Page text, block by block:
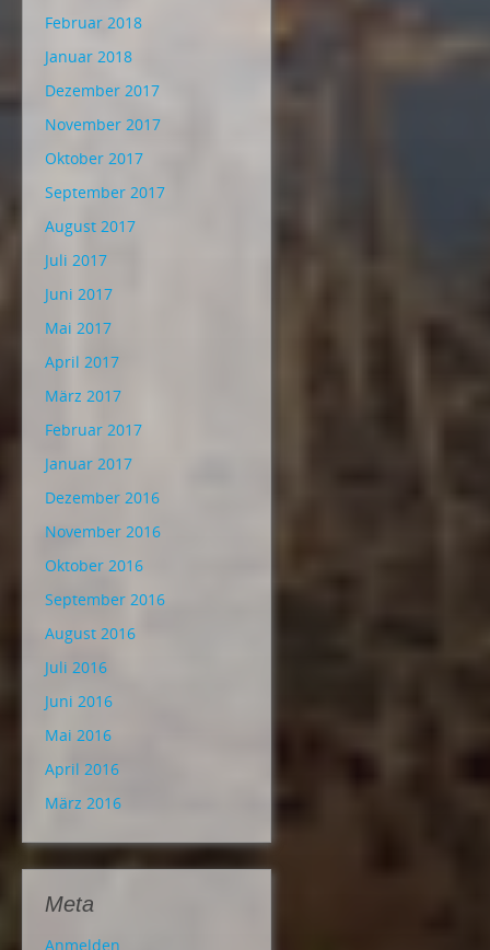
Februar 2018
Januar 2018
Dezember 2017
November 2017
Oktober 2017
September 2017
August 2017
Juli 2017
Juni 2017
Mai 2017
April 2017
März 2017
Februar 2017
Januar 2017
Dezember 2016
November 2016
Oktober 2016
September 2016
August 2016
Juli 2016
Juni 2016
Mai 2016
April 2016
März 2016
Meta
Anmelden